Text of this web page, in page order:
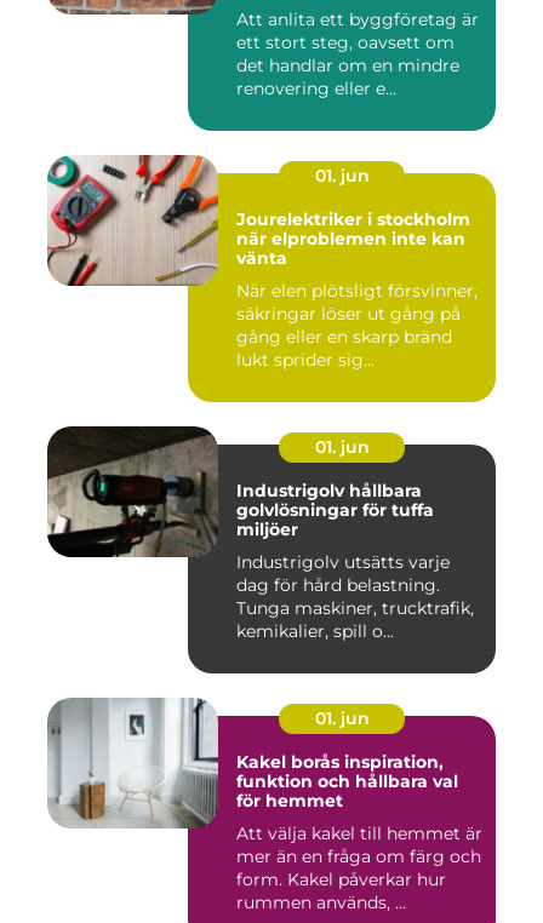
Att anlita ett byggföretag är
ett stort steg, oavsett om
det handlar om en mindre
renovering eller e...
01. jun
Jourelektriker i stockholm
när elproblemen inte kan
vänta
När elen plötsligt försvinner,
säkringar löser ut gång på
gång eller en skarp bränd
lukt sprider sig...
01. jun
Industrigolv hållbara
golvlösningar för tuffa
miljöer
Industrigolv utsätts varje
dag för hård belastning.
Tunga maskiner, trucktrafik,
kemikalier, spill o...
01. jun
Kakel borås inspiration,
funktion och hållbara val
för hemmet
Att välja kakel till hemmet är
mer än en fråga om färg och
form. Kakel påverkar hur
rummen används, ...